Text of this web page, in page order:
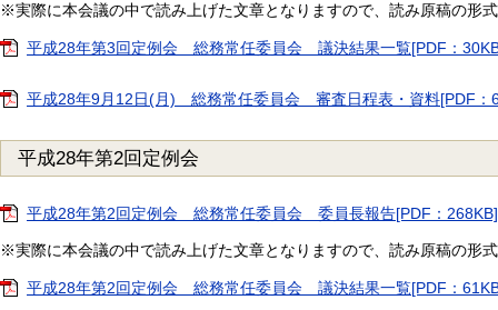
※実際に本会議の中で読み上げた文章となりますので、読み原稿の形
平成28年第3回定例会 総務常任委員会 議決結果一覧[PDF：
平成28年9月12日(月) 総務常任委員会 審査日程表・資料[PDF：
平成28年第2回定例会
平成28年第2回定例会 総務常任委員会 委員長報告[PDF：268KB]
※実際に本会議の中で読み上げた文章となりますので、読み原稿の形
平成28年第2回定例会 総務常任委員会 議決結果一覧[PDF：